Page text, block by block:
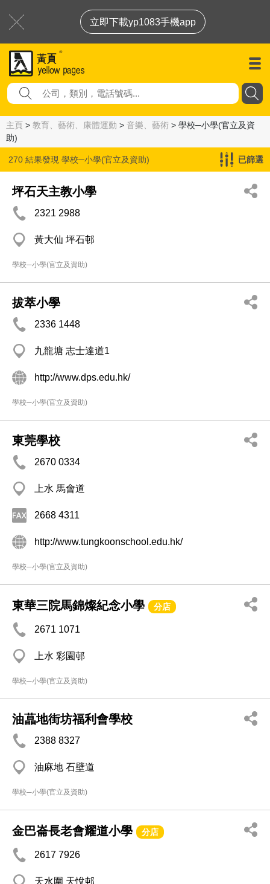
立即下載yp1083手機app
主頁 > 教育、藝術、康體運動 > 音樂、藝術 > 學校─小學(官立及資
助)
270 結果發現 學校─小學(官立及資助) 已篩選
坪石天主教小學
2321 2988
黃大仙 坪石邨
學校─小學(官立及資助)
拔萃小學
2336 1448
九龍塘 志士達道1
http://www.dps.edu.hk/
學校─小學(官立及資助)
東莞學校
2670 0334
上水 馬會道
2668 4311
http://www.tungkoonschool.edu.hk/
學校─小學(官立及資助)
東華三院馬錦燦紀念小學 分店
2671 1071
上水 彩園邨
學校─小學(官立及資助)
油蕌地街坊福利會學校
2388 8327
油麻地 石壁道
學校─小學(官立及資助)
金巴崙長老會耀道小學 分店
2617 7926
天水圍 天悅邨